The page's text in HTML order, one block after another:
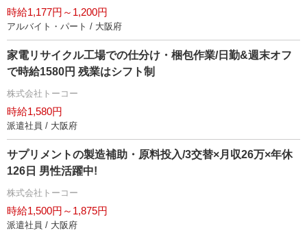
時給1,177円～1,200円
アルバイト・パート / 大阪府
家電リサイクル工場での仕分け・梱包作業/日勤&週末オフ
で時給1580円 残業はシフト制
株式会社トーコー
時給1,580円
派遣社員 / 大阪府
サプリメントの製造補助・原料投入/3交替×月収26万×年休
126日 男性活躍中!
株式会社トーコー
時給1,500円～1,875円
派遣社員 / 大阪府